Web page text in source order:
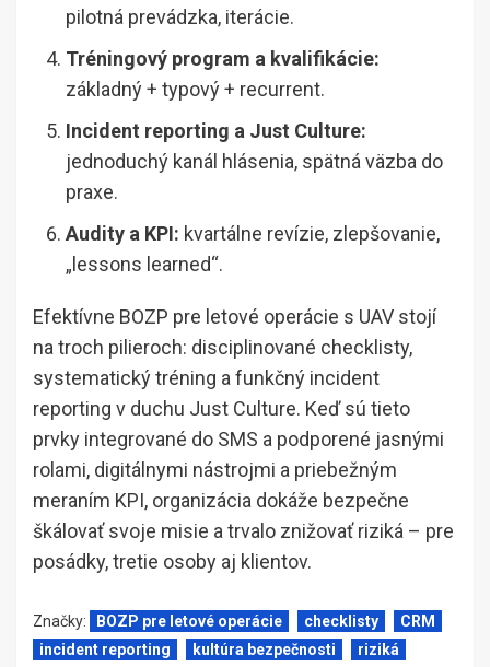
pilotná prevádzka, iterácie.
Tréningový program a kvalifikácie:
základný + typový + recurrent.
Incident reporting a Just Culture:
jednoduchý kanál hlásenia, spätná väzba do
praxe.
Audity a KPI: kvartálne revízie, zlepšovanie,
„lessons learned“.
Efektívne BOZP pre letové operácie s UAV stojí
na troch pilieroch: disciplinované checklisty,
systematický tréning a funkčný incident
reporting v duchu Just Culture. Keď sú tieto
prvky integrované do SMS a podporené jasnými
rolami, digitálnymi nástrojmi a priebežným
meraním KPI, organizácia dokáže bezpečne
škálovať svoje misie a trvalo znižovať riziká – pre
posádky, tretie osoby aj klientov.
Značky: BOZP pre letové operácie checklisty
CRM
incident reporting
kultúra bezpečnosti
riziká